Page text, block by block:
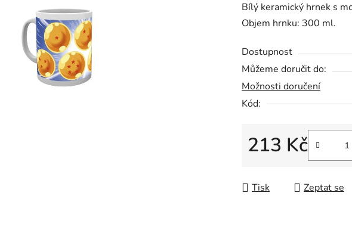
je
0,0
5
hvězdiček.
Bílý keramický hrnek s
Objem hrnku: 300 ml.
Dostupnost
Můžeme doručit do:
Možnosti doručení
Kód:
213 Kč
Tisk Zeptat se